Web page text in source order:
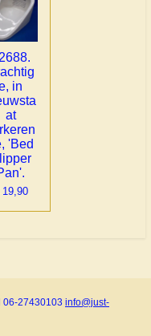
in
at
'Bed
19,90
06-27430103 info@just-